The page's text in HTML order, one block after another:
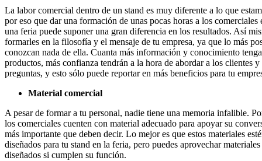
La labor comercial dentro de un stand es muy diferente a lo que
por eso que dar una formación de unas pocas horas a los comerciales
una feria puede suponer una gran diferencia en los resultados. Así
formarles en la filosofía y el mensaje de tu empresa, ya que lo más
conozcan nada de ella. Cuanta más información y conocimiento
productos, más confianza tendrán a la hora de abordar a los clientes y
preguntas, y esto sólo puede reportar en más beneficios para tu
Material comercial
A pesar de formar a tu personal, nadie tiene una memoria infalible.
los comerciales cuenten con material adecuado para apoyar su
más importante que deben decir. Lo mejor es que estos materiales
diseñados para tu stand en la feria, pero puedes aprovechar
diseñados si cumplen su función.